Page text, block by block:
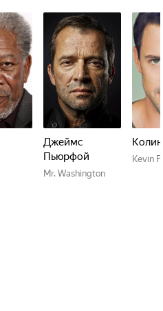
Джеймс
Пьюрфой
Mr. Washington
Kevin